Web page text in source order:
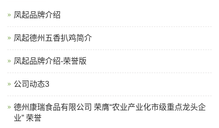
凤起品牌介绍
凤起德州五香扒鸡简介
凤起品牌介绍-荣誉版
公司动态3
德州康瑞食品有限公司 荣膺“农业产业化市级重点龙头企
业” 荣誉